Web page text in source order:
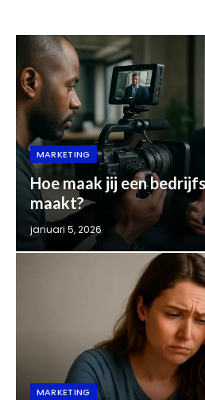
MARKETING
Hoe maak jij een
maakt?
januari 5, 2026
MARKETING